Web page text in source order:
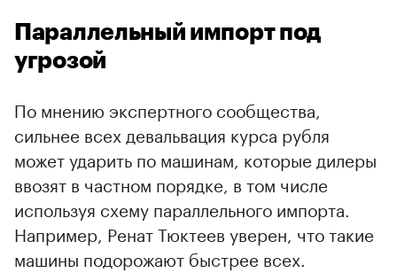
Параллельный импорт под
угрозой
По мнению экспертного сообщества,
сильнее всех девальвация курса рубля
может ударить по машинам, которые дилеры
ввозят в частном порядке, в том числе
используя схему параллельного импорта.
Например, Ренат Тюктеев уверен, что такие
машины подорожают быстрее всех.